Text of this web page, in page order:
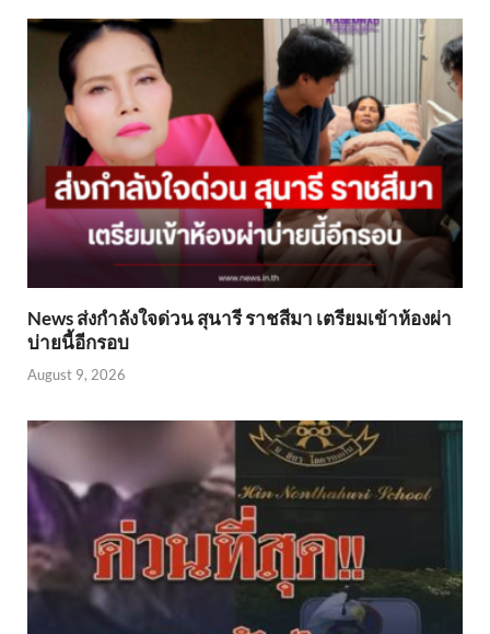
News ส่งกำลังใจด่วน สุนารี ราชสีมา เตรียมเข้าห้องผ่า
บ่ายนี้อีกรอบ
August 9, 2026